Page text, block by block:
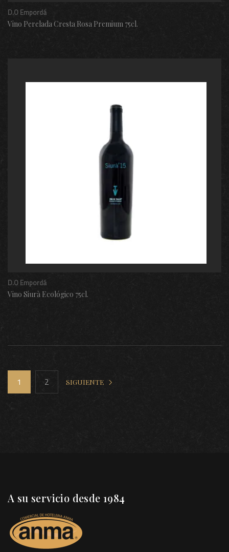
D.O Empordá
Vino Perelada Cresta Rosa Premium 75cl.
D.O Empordá
Vino Siurà Ecológico 75cl.
1 2 SIGUIENTE
A su servicio desde 1984